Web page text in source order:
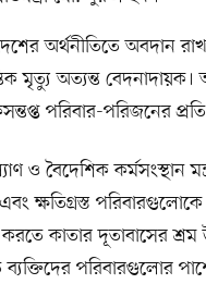
অর্থনীতিতে অবদান
মৃত্যু অত্যন্ত বেদনাদায়ক।
পরিবার-পরিজনের
বৈদেশিক কর্মসংস্থান
ক্ষতিগ্রস্ত
কাতার দূতাবাসের শ্রম
পরিবারগুলোর